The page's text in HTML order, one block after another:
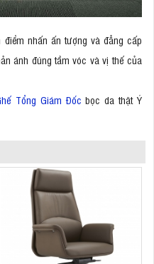
nhấn ấn tượng và đẳng cấp
ánh đúng tầm vóc và vị thế của
Tổng Giám Đốc bọc da thật Ý